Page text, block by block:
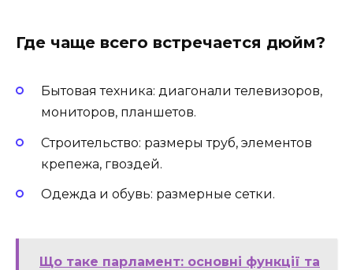
Где чаще всего встречается дюйм?
Бытовая техника: диагонали телевизоров,
мониторов, планшетов.
Строительство: размеры труб, элементов
крепежа, гвоздей.
Одежда и обувь: размерные сетки.
Що таке парламент: основні функції та